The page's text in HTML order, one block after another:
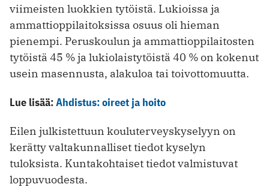
viimeisten luokkien tytöistä. Lukioissa ja
ammattioppilaitoksissa osuus oli hieman
pienempi. Peruskoulun ja ammattioppilaitosten
tytöistä 45 % ja lukiolaistytöistä 40 % on kokenut
usein masennusta, alakuloa tai toivottomuutta.
Lue lisää:Ahdistus: oireet ja hoito
Eilen julkistettuun kouluterveyskyselyyn on
kerätty valtakunnalliset tiedot kyselyn
tuloksista. Kuntakohtaiset tiedot valmistuvat
loppuvuodesta.